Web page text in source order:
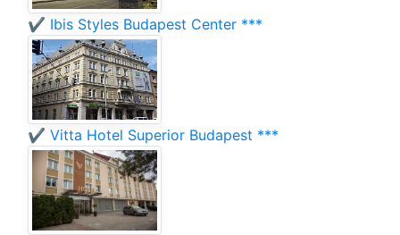
✔️ Ibis Styles Budapest Center ***
✔️ Vitta Hotel Superior Budapest ***